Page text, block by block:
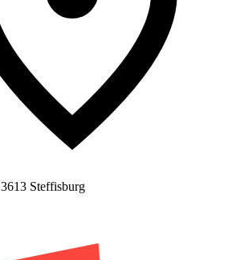
3613 Steffisburg